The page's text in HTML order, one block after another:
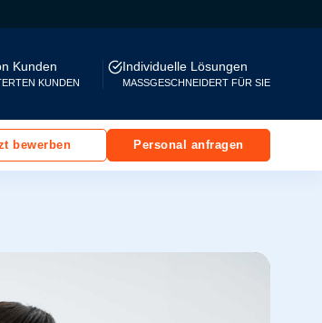
Kunden
KUNDEN
Individuelle Lösungen
MASSGESCHNEIDERT FÜR SIE
bewerben Personal anfragen